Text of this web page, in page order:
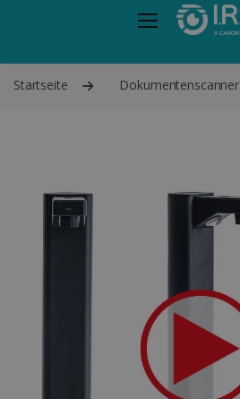
Startseite Dokumentenscanner